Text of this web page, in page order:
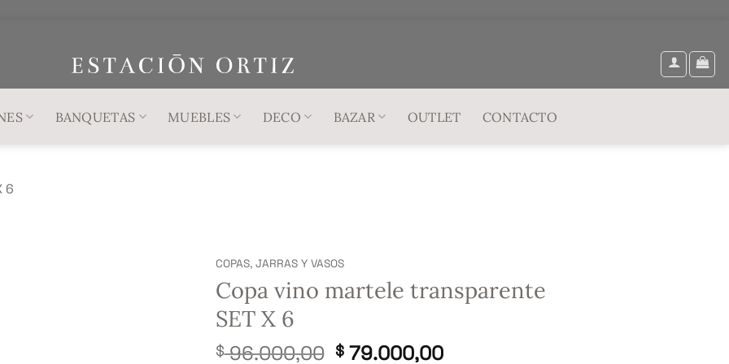
BANQUETAS MUEBLES DECO BAZAR OUTLET CONTACTO
COPAS, JARRAS Y VASOS
Copa vino martele transparente
SET X 6
$96.000,00 El
$79.000,00El